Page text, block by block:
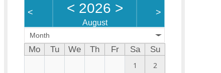
< < 2026 >
August
>
Month
Mo Tu We Th Fr Sa
Su
1
2